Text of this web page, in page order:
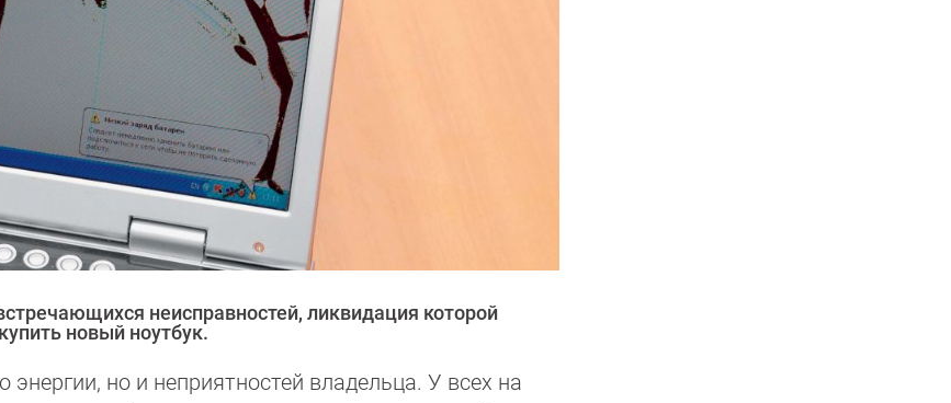
неисправностей, ликвидация которой
новый ноутбук.
но и неприятностей владельца. У всех на